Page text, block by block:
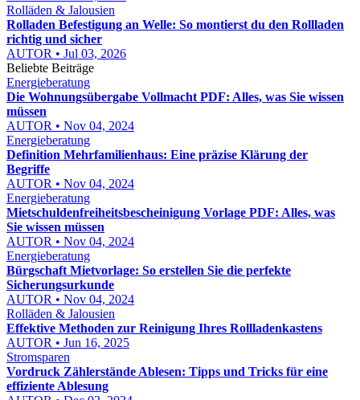
Rolläden & Jalousien
Rolladen Befestigung an Welle: So montierst du den Rollladen
richtig und sicher
AUTOR • Jul 03, 2026
Beliebte Beiträge
Energieberatung
Die Wohnungsübergabe Vollmacht PDF: Alles, was Sie wissen
müssen
AUTOR • Nov 04, 2024
Energieberatung
Definition Mehrfamilienhaus: Eine präzise Klärung der
Begriffe
AUTOR • Nov 04, 2024
Energieberatung
Mietschuldenfreiheitsbescheinigung Vorlage PDF: Alles, was
Sie wissen müssen
AUTOR • Nov 04, 2024
Energieberatung
Bürgschaft Mietvorlage: So erstellen Sie die perfekte
Sicherungsurkunde
AUTOR • Nov 04, 2024
Rolläden & Jalousien
Effektive Methoden zur Reinigung Ihres Rollladenkastens
AUTOR • Jun 16, 2025
Stromsparen
Vordruck Zählerstände Ablesen: Tipps und Tricks für eine
effiziente Ablesung